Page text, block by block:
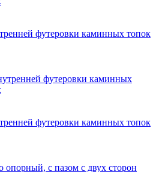
футеровки каминных топок
футеровки каминных топок